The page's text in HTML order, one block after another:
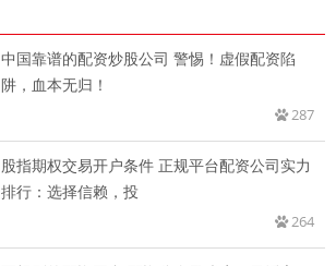
中国靠谱的配资炒股公司 警惕！虚假配资陷
阱，血本无归！
287
股指期权交易开户条件 正规平台配资公司实力
排行：选择信赖，投
264